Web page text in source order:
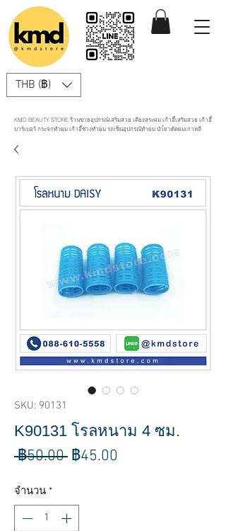
THB (฿)
KMD BEAUTY STORE ร้านขายอุปกรณ์เสริมสวย เตียงสระผม เก้าอี้เสริมสวย เก้าอี้
บาร์เบอร์ กระจกทำผม เก้าอี้ช่างทำผม รถเข็นอุปกรณ์ทำผม นำ้ยาดัดผมเกาหลี
SKU: 90131
K90131 โรลหนาม 4 ซม.
฿50.00 ราคา
฿45.00
จำนวน *